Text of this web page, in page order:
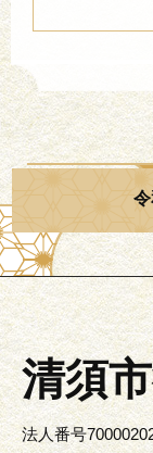
清須
法人番号